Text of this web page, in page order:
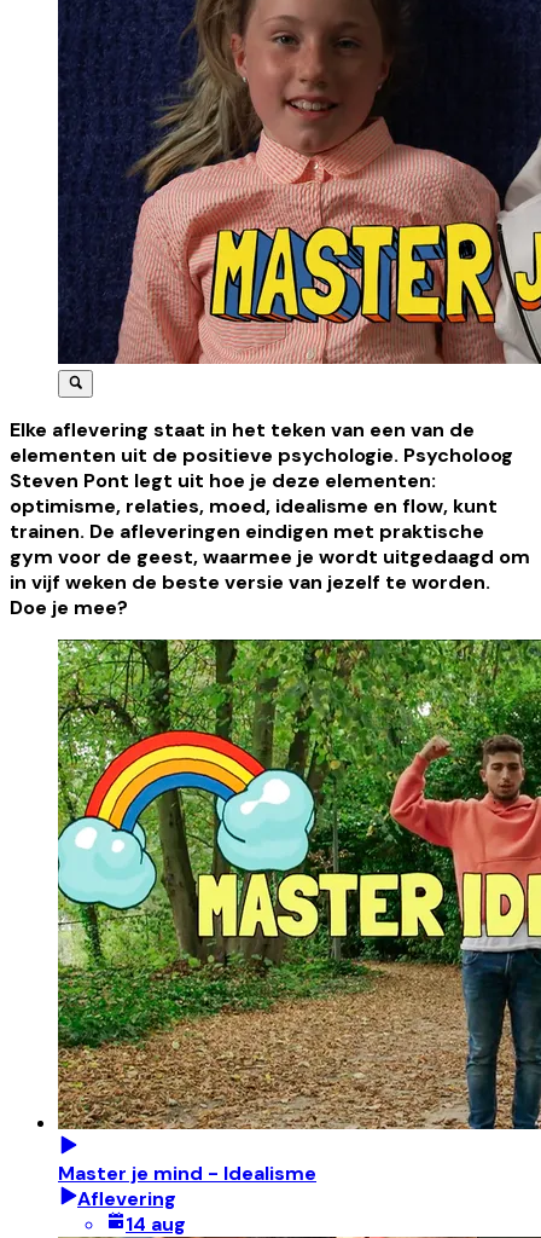
Elke aflevering staat in het teken van een van de
elementen uit de positieve psychologie. Psycholoog
Steven Pont legt uit hoe je deze elementen:
optimisme, relaties, moed, idealisme en flow, kunt
trainen. De afleveringen eindigen met praktische
gym voor de geest, waarmee je wordt uitgedaagd om
in vijf weken de beste versie van jezelf te worden.
Doe je mee?
Master je mind - Idealisme
Aflevering
14 aug